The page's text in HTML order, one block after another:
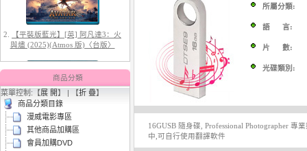
2.
【平裝版藍光】[英] 阿凡達3：火
與燼 (2025)(Atmos 版)〈台版〉
商品分類
菜單控制:【展 開】 | 【折 疊】
商品分類目錄
漫威電影專區
其他商品加購區
會員加購DVD
所屬分類:
語 言:
片 數:
光碟類別:
16GUSB 隨身碟, Professional Photographer
中,可自行使用翻譯軟件